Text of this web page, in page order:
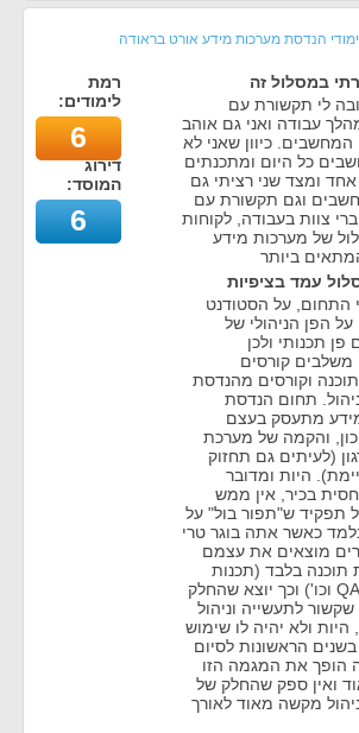
הנדסת מערכות מידע אורט בראודה
במסלול זה
לי תקשורת עם
עבודה ואני גם אוהב
כיוון שאני לא
כל היום ומתכנתים
ומצד שני רציתי גם
וגם תקשורת עם
צוות בעבודה, לקוחות
של מערכות מידע
ביותר
עמד בציפיות
התחום, על הסטודנט
הפן הניהולי של
פן תכנותי ולכן
משלבים קורסים
וקורסים מהנדסת
תחום הנדסת
מתעסק בעצם
והקמה של מערכת
(לעיתים גם תחזוק
היות ומדובר
בכיר, אין ממש
תפקיד ש"תפור בול" על
כאשר אתה בוגר טרי
מוצאים את עצמם
תוכנה בלבד (תכנות
"פרופר", QA וכו') וכך יוצא שהחלק
שקשור לתעשייה וניהול
היות ולא יהיה לו שימוש
הראשונות לסיום
הופך את המגמה הזו
ואין ספק שהחלק של
מקשה מאוד לאורך
רמת
לימודים:
6
דירוג
המוסד:
6